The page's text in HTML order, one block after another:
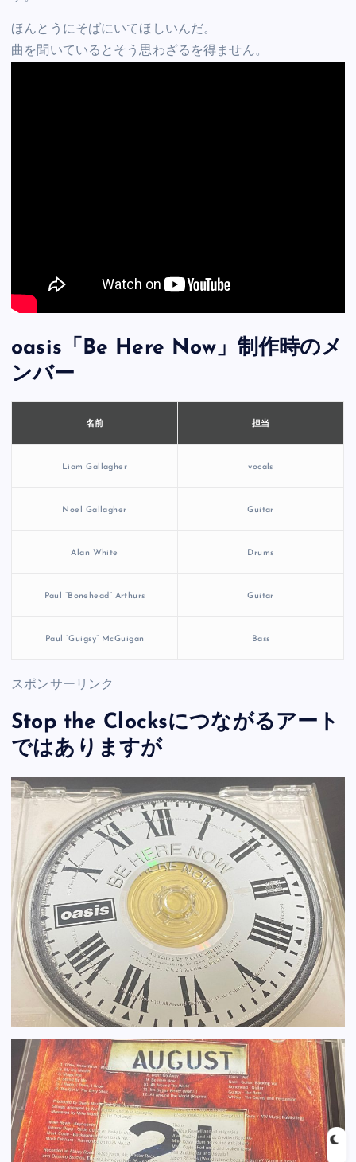
ほんとうにそばにいてほしいんだ。
曲を聞いているとそう思わざるを得ません。
oasis「Be Here Now」制作時のメ
ンバー
名前 担当
Liam Gallagher vocals
Noel Gallagher Guitar
Alan White Drums
Paul “Bonehead” Arthurs Guitar
Paul “Guigsy” McGuigan Bass
スポンサーリンク
Stop the Clocksにつながるアート
ではありますが